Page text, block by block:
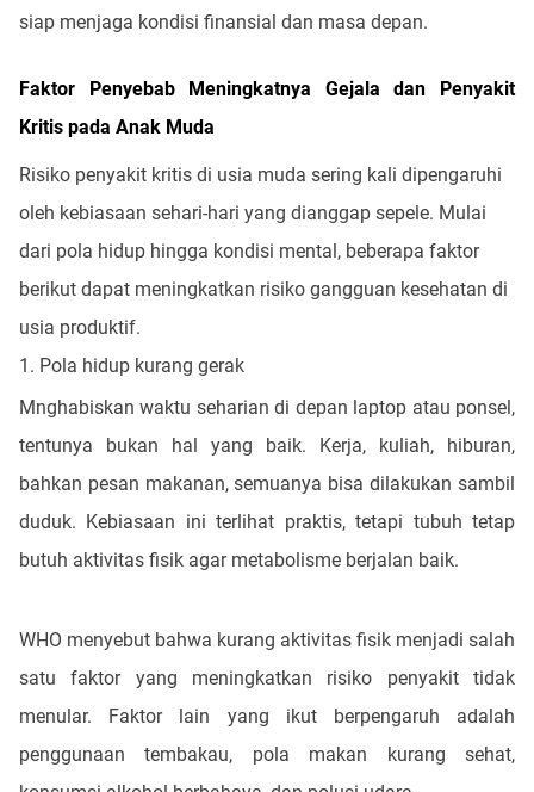
siap menjaga kondisi finansial dan masa depan.
Faktor Penyebab Meningkatnya Gejala dan Penyakit
Kritis pada Anak Muda
Risiko penyakit kritis di usia muda sering kali dipengaruhi
oleh kebiasaan sehari-hari yang dianggap sepele. Mulai
dari pola hidup hingga kondisi mental, beberapa faktor
berikut dapat meningkatkan risiko gangguan kesehatan di
usia produktif.
1. Pola hidup kurang gerak
Mnghabiskan waktu seharian di depan laptop atau ponsel,
tentunya bukan hal yang baik. Kerja, kuliah, hiburan,
bahkan pesan makanan, semuanya bisa dilakukan sambil
duduk. Kebiasaan ini terlihat praktis, tetapi tubuh tetap
butuh aktivitas fisik agar metabolisme berjalan baik.
WHO menyebut bahwa kurang aktivitas fisik menjadi salah
satu faktor yang meningkatkan risiko penyakit tidak
menular. Faktor lain yang ikut berpengaruh adalah
penggunaan tembakau, pola makan kurang sehat,